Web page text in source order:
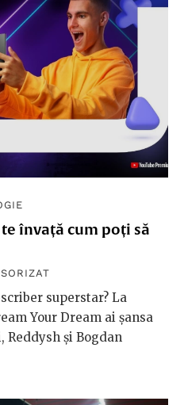
învață cum poți să
superstar? La
Your Dream ai șansa
Reddysh și Bogdan